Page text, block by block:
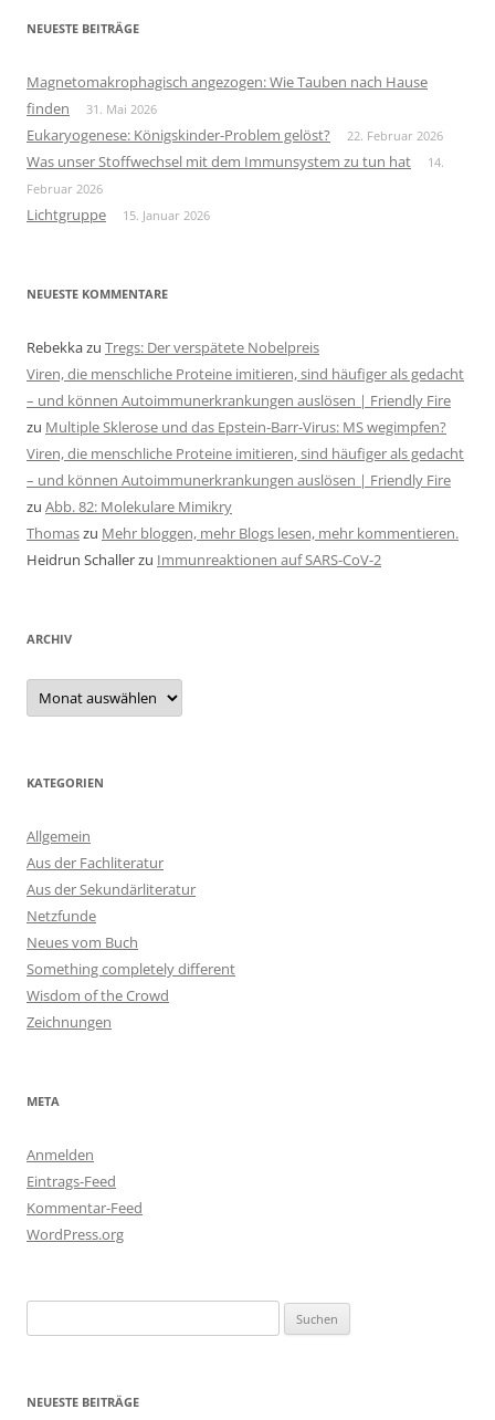
NEUESTE BEITRÄGE
Magnetomakrophagisch angezogen: Wie Tauben nach Hause
finden
31. Mai 2026
Eukaryogenese: Königskinder-Problem gelöst? 22. Februar 2026
Was unser Stoffwechsel mit dem Immunsystem zu tun hat
14.
Februar 2026
Lichtgruppe 15. Januar 2026
NEUESTE KOMMENTARE
Rebekkazu Tregs: Der verspätete Nobelpreis
Viren, die menschliche Proteine imitieren, sind häufiger als gedacht
– und können Autoimmunerkrankungen auslösen | Friendly Fire
zu Multiple Sklerose und das Epstein-Barr-Virus: MS wegimpfen?
Viren, die menschliche Proteine imitieren, sind häufiger als gedacht
– und können Autoimmunerkrankungen auslösen | Friendly Fire
zu Abb. 82: Molekulare Mimikry
Thomaszu Mehr bloggen, mehr Blogs lesen, mehr kommentieren.
Heidrun Schallerzu Immunreaktionen auf SARS-CoV-2
ARCHIV
Archiv
KATEGORIEN
Allgemein
Aus der Fachliteratur
Aus der Sekundärliteratur
Netzfunde
Neues vom Buch
Something completely different
Wisdom of the Crowd
Zeichnungen
META
Anmelden
Eintrags-Feed
Kommentar-Feed
WordPress.org
nach:
NEUESTE BEITRÄGE